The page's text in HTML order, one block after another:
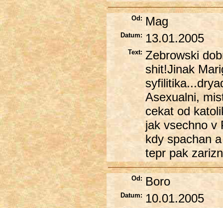
Od: Mag
Datum: 13.01.2005
Text: Zebrowski
shit!Jinak
Asexualni,
cekat od
jak vsechno v
kdy spachan
tepr pak
Od: Boro
Datum: 10.01.2005